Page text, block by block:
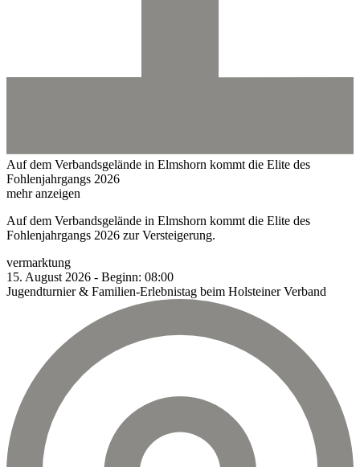
Auf dem Verbandsgelände in Elmshorn kommt die Elite des
Fohlenjahrgangs 2026
mehr anzeigen
Auf dem Verbandsgelände in Elmshorn kommt die Elite des
Fohlenjahrgangs 2026 zur Versteigerung.
vermarktung
15. August 2026 - Beginn: 08:00
Jugendturnier & Familien-Erlebnistag beim Holsteiner Verband